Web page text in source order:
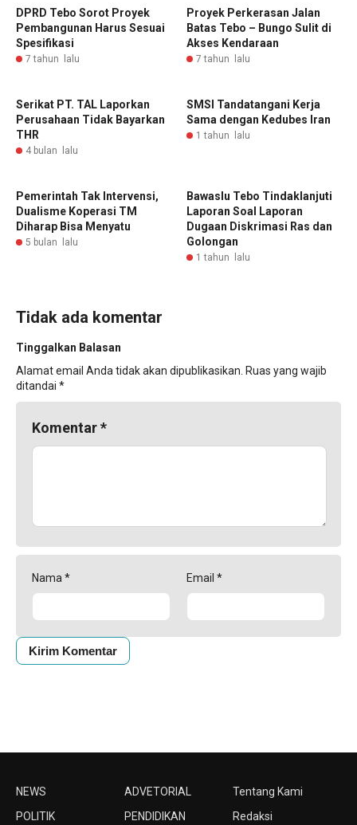
DPRD Tebo Sorot Proyek
Pembangunan Harus Sesuai
Spesifikasi
7 tahun lalu
Proyek Perkerasan Jalan
Batas Tebo – Bungo Sulit di
Akses Kendaraan
7 tahun lalu
Serikat PT. TAL Laporkan
Perusahaan Tidak Bayarkan
THR
4 bulan lalu
SMSI Tandatangani Kerja
Sama dengan Kedubes Iran
1 tahun lalu
Pemerintah Tak Intervensi,
Dualisme Koperasi TM
Diharap Bisa Menyatu
5 bulan lalu
Bawaslu Tebo Tindaklanjuti
Laporan Soal Laporan
Dugaan Diskrimasi Ras dan
Golongan
1 tahun lalu
Tidak ada komentar
Tinggalkan Balasan
Alamat email Anda tidak akan dipublikasikan. Ruas yang wajib
ditandai *
Komentar*
Nama * Email *
NEWS
POLITIK
ADVETORIAL
PENDIDIKAN
Tentang Kami
Redaksi